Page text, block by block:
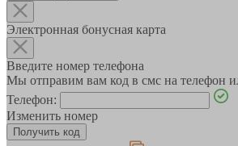
Электронная бонусная карта
Введите номер телефона
Мы отправим вам код в смс на телефон
Телефон:
Изменить номер